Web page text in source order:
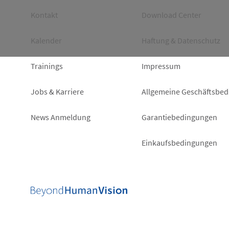
Footer
left
Kontakt
Kalender
Trainings
Jobs & Karriere
News Anmeldung
Footer
right
Download Center
Haftung & Datenschutz
Impressum
Allgemeine
Garantiebedingungen
Einkaufsbedingungen